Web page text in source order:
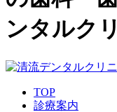
ンタルク
TOP
診療案内